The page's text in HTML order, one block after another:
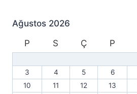
Ağustos 2026
P
S Ç P
3
4 5 6
10
11 12 13